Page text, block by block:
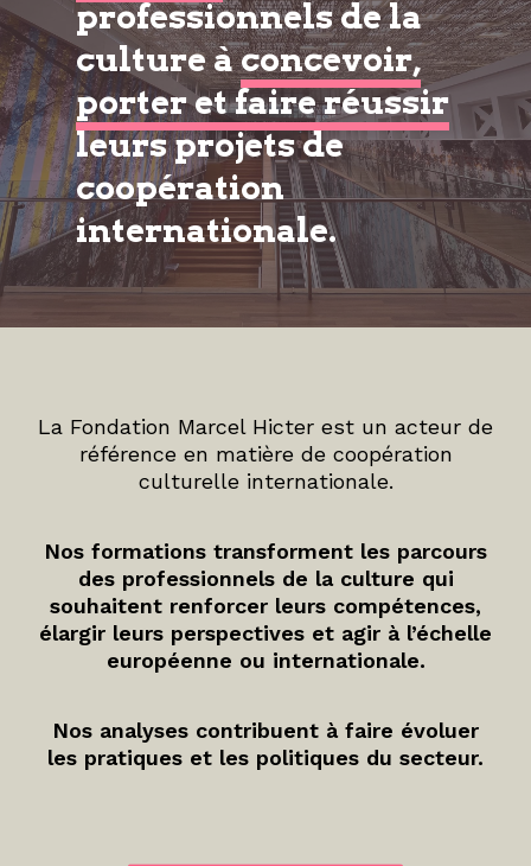
professionnels de la
culture àconcevoir,
porter et faire réussir
leurs projets de
coopération
internationale.
La Fondation Marcel Hicter est un acteur de
référence en matière de coopération
culturelle internationale.
Nos formations transforment les parcours
des professionnels de la culture qui
souhaitent renforcer leurs compétences,
élargir leurs perspectives et agir à l’échelle
européenne ou internationale.
Nos analyses contribuent à faire évoluer
les pratiques et les politiques du secteur.